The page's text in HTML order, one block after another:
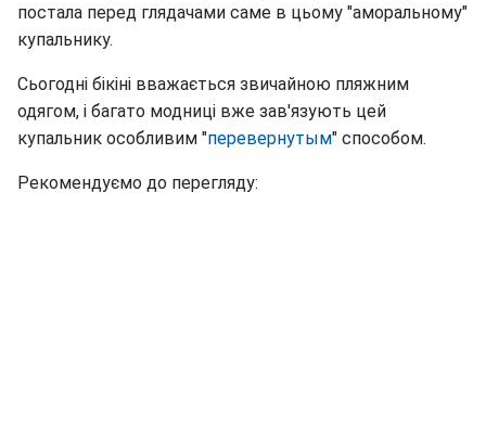
постала перед глядачами саме в цьому "аморальному"
купальнику.
Сьогодні бікіні вважається звичайною пляжним
одягом, і багато модниці вже зав'язують цей
купальник особливим "перевернутым" способом.
Рекомендуємо до перегляду: